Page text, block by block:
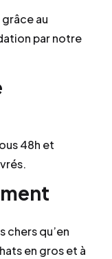
au
par notre
48h et
chers qu’en
en gros et à